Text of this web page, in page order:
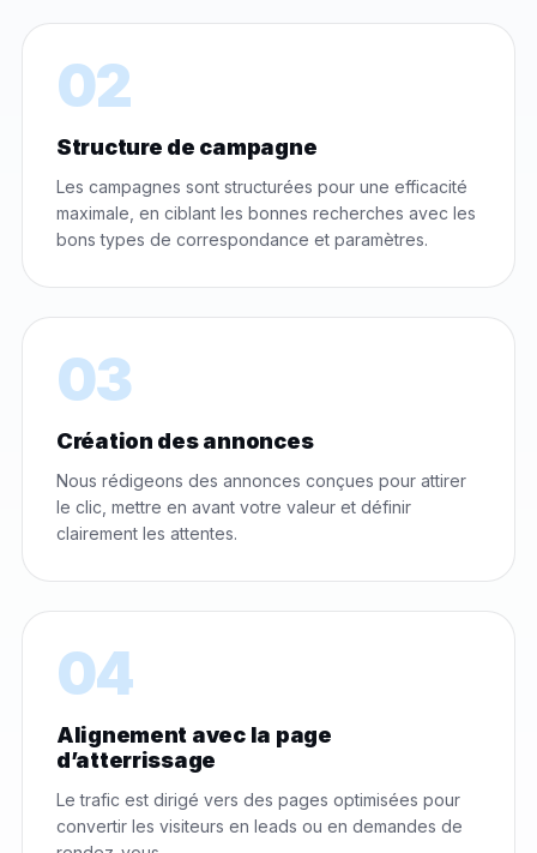
02
Structure de campagne
Les campagnes sont structurées pour une efficacité
maximale, en ciblant les bonnes recherches avec les
bons types de correspondance et paramètres.
03
Création des annonces
Nous rédigeons des annonces conçues pour attirer
le clic, mettre en avant votre valeur et définir
clairement les attentes.
04
Alignement avec la page
d’atterrissage
Le trafic est dirigé vers des pages optimisées pour
convertir les visiteurs en leads ou en demandes de